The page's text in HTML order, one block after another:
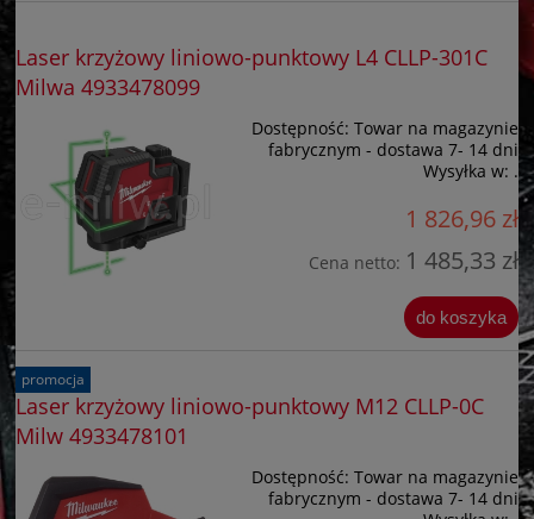
Laser krzyżowy liniowo-punktowy L4 CLLP-301C
Milwa 4933478099
Dostępność: Towar na magazynie
fabrycznym - dostawa 7- 14 dni
Wysyłka w: .
1 826,96 zł
Cena netto: 1 485,33 zł
do koszyka
Laser krzyżowy liniowo-punktowy M12 CLLP-0C
Milw 4933478101
Dostępność: Towar na magazynie
fabrycznym - dostawa 7- 14 dni
promocja